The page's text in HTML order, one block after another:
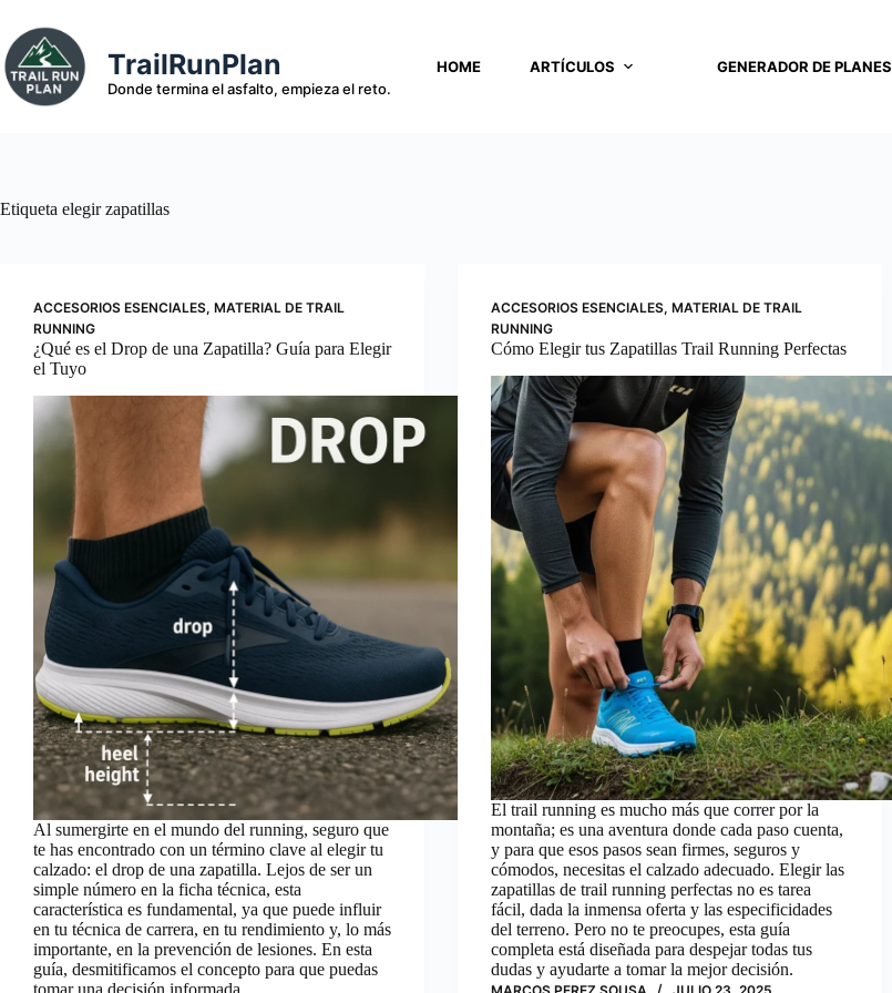
contenido
TrailRunPlan
Donde termina el asfalto, empieza el reto.
HOME ARTÍCULOS GENERADOR DE PLANES
Etiqueta elegir zapatillas
ACCESORIOS ESENCIALES, MATERIAL DE TRAIL
RUNNING
¿Qué es el Drop de una Zapatilla? Guía para Elegir
el Tuyo
Al sumergirte en el mundo del running, seguro que
te has encontrado con un término clave al elegir tu
calzado: el drop de una zapatilla. Lejos de ser un
simple número en la ficha técnica, esta
característica es fundamental, ya que puede influir
en tu técnica de carrera, en tu rendimiento y, lo más
importante, en la prevención de lesiones. En esta
guía, desmitificamos el concepto para que puedas
tomar una decisión informada.
ACCESORIOS ESENCIALES,MATERIAL DE TRAIL
RUNNING
Cómo Elegir tus Zapatillas Trail Running Perfectas
El trail running es mucho más que correr por la
montaña; es una aventura donde cada paso cuenta,
y para que esos pasos sean firmes, seguros y
cómodos, necesitas el calzado adecuado. Elegir las
zapatillas de trail running perfectas no es tarea
fácil, dada la inmensa oferta y las especificidades
del terreno. Pero no te preocupes, esta guía
completa está diseñada para despejar todas tus
dudas y ayudarte a tomar la mejor decisión.